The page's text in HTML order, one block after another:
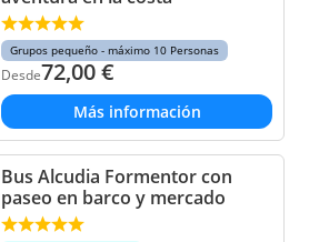
Grupos pequeño - máximo 10 Personas
Desde72,00€
Más información
Bus Alcudia Formentor con
paseo en barco y mercado